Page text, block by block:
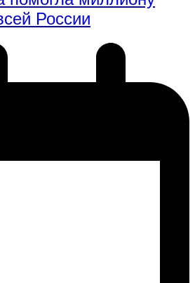
России